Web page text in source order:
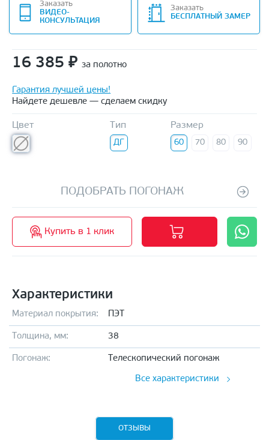
Заказать
ВИДЕО-
КОНСУЛЬТАЦИЯ
Заказать
БЕСПЛАТНЫЙ ЗАМЕР
16 385 ₽ за полотно
Гарантия лучшей цены!
Найдете дешевле — сделаем скидку
Цвет Тип
ДГ
Размер
60 70 80 90
ПОДОБРАТЬ ПОГОНАЖ
Купить в 1 клик
Характеристики
Материал покрытия: ПЭТ
Толщина, мм: 38
Погонаж: Телескопический погонаж
Все характеристики
ОТЗЫВЫ